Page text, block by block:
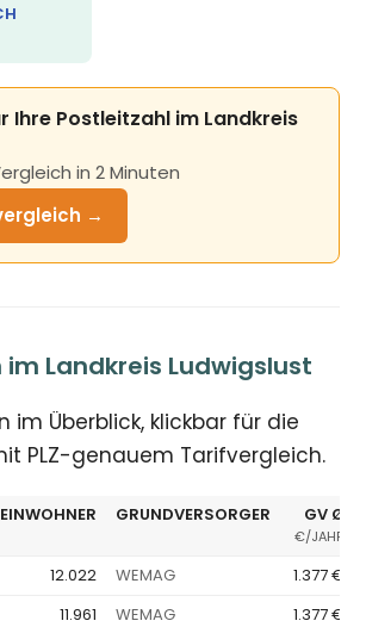
Ihre Postleitzahl im Landkreis
in 2 Minuten
→
Landkreis Ludwigslust
im Überblick, klickbar für die
PLZ-genauem Tarifvergleich.
EINWOHNER GRUNDVERSORGER GV Ø
€/JAHR
12.022 WEMAG
1.377 €
11.961 WEMAG
1.377 €